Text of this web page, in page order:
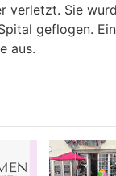
verletzt. Sie
geflogen.
aus.